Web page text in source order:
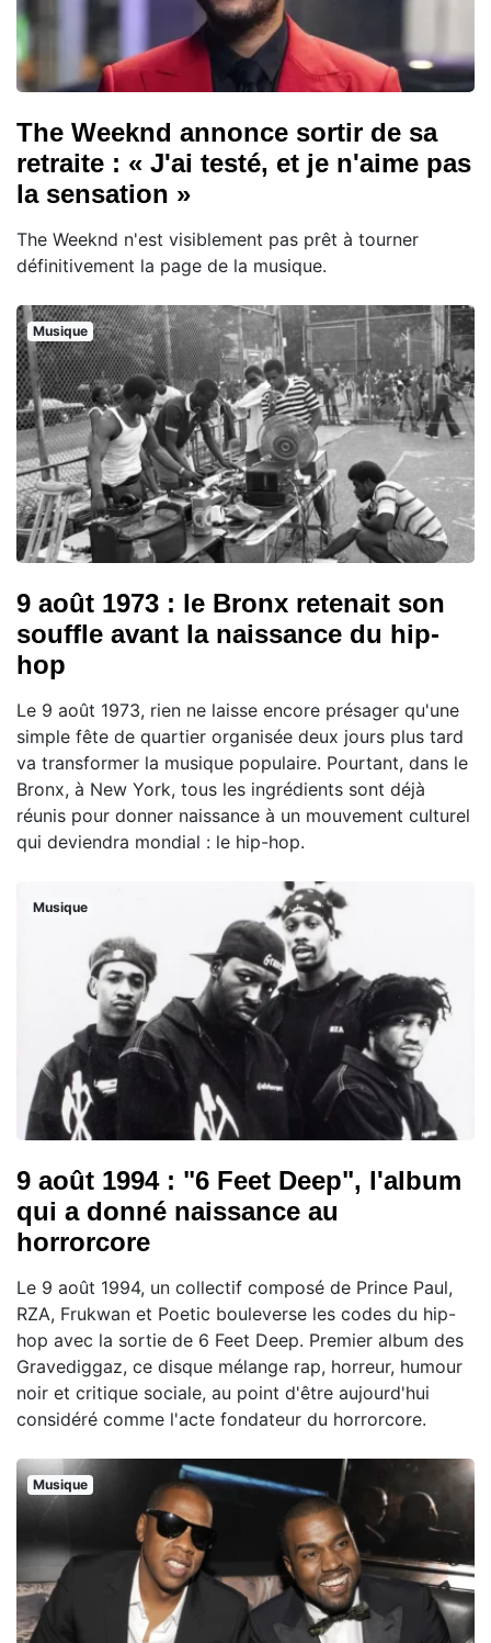
The Weeknd annonce sortir de sa
retraite : « J'ai testé, et je n'aime pas
la sensation »
The Weeknd n'est visiblement pas prêt à tourner
définitivement la page de la musique.
Musique
9 août 1973 : le Bronx retenait son
souffle avant la naissance du hip-
hop
Le 9 août 1973, rien ne laisse encore présager qu'une
simple fête de quartier organisée deux jours plus tard
va transformer la musique populaire. Pourtant, dans le
Bronx, à New York, tous les ingrédients sont déjà
réunis pour donner naissance à un mouvement culturel
qui deviendra mondial : le hip-hop.
Musique
9 août 1994 : "6 Feet Deep", l'album
qui a donné naissance au
horrorcore
Le 9 août 1994, un collectif composé de Prince Paul,
RZA, Frukwan et Poetic bouleverse les codes du hip-
hop avec la sortie de 6 Feet Deep. Premier album des
Gravediggaz, ce disque mélange rap, horreur, humour
noir et critique sociale, au point d'être aujourd'hui
considéré comme l'acte fondateur du horrorcore.
Musique